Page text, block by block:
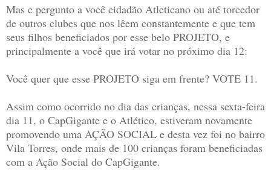
Mas e pergunto a você cidadão Atleticano ou até torcedor
de outros clubes que nos lêem constantemente e que tem
seus filhos beneficiados por esse belo PROJETO, e
principalmente a você que irá votar no próximo dia 12:
Você quer que esse PROJETO siga em frente? VOTE 11.
Assim como ocorrido no dia das crianças, nessa sexta-feira
dia 11, o CapGigante e o Atlético, estiveram novamente
promovendo uma AÇÃO SOCIAL e desta vez foi no bairro
Vila Torres, onde mais de 100 crianças foram beneficiadas
com a Ação Social do CapGigante.